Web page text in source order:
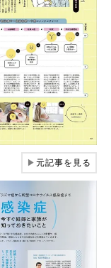
▶元記事を見る